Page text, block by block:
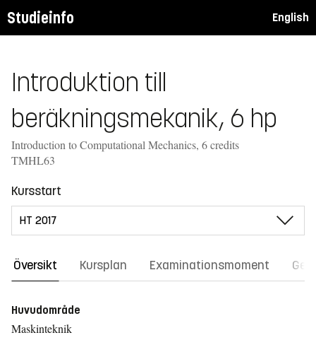
Studieinfo English
Introduktion till
beräkningsmekanik, 6 hp
Introduction to Computational Mechanics, 6 credits
TMHL63
Kursstart
Översikt Kursplan Examinationsmoment
Huvudområde
Maskinteknik